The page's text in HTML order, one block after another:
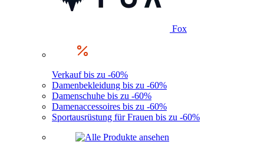
Fox
Verkauf bis zu -60%
Damenbekleidung bis zu -60%
Damenschuhe bis zu -60%
Damenaccessoires bis zu -60%
Sportausrüstung für Frauen bis zu -60%